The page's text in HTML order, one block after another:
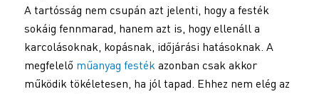
A tartósság nem csupán azt jelenti, hogy a festék
sokáig fennmarad, hanem azt is, hogy ellenáll a
karcolásoknak, kopásnak, időjárási hatásoknak. A
megfelelő műanyag festékazonban csak akkor
működik tökéletesen, ha jól tapad. Ehhez nem elég az